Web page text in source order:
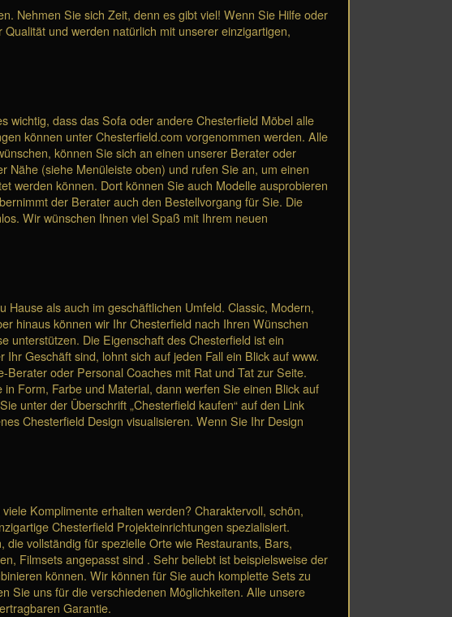
Nehmen Sie sich Zeit, denn es gibt viel! Wenn Sie Hilfe oder
und werden natürlich mit unserer einzigartigen,
wichtig, dass das Sofa oder andere Chesterfield Möbel alle
können unter Chesterfield.com vorgenommen werden. Alle
können Sie sich an einen unserer Berater oder
Nähe (siehe Menüleiste oben) und rufen Sie an, um einen
werden können. Dort können Sie auch Modelle ausprobieren
der Berater auch den Bestellvorgang für Sie. Die
Wir wünschen Ihnen viel Spaß mit Ihrem neuen
als auch im geschäftlichen Umfeld. Classic, Modern,
hinaus können wir Ihr Chesterfield nach Ihren Wünschen
unterstützen. Die Eigenschaft des Chesterfield ist ein
Geschäft sind, lohnt sich auf jeden Fall ein Blick auf www.
oder Personal Coaches mit Rat und Tat zur Seite.
Form, Farbe und Material, dann werfen Sie einen Blick auf
unter der Überschrift „Chesterfield kaufen“ auf den Link
Chesterfield Design visualisieren. Wenn Sie Ihr Design
Komplimente erhalten werden? Charaktervoll, schön,
Chesterfield Projekteinrichtungen spezialisiert.
vollständig für spezielle Orte wie Restaurants, Bars,
Filmsets angepasst sind . Sehr beliebt ist beispielsweise der
können. Wir können für Sie auch komplette Sets zu
Sie uns für die verschiedenen Möglichkeiten. Alle unsere
Garantie.